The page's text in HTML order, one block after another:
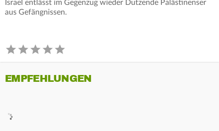
Israel entlässt im Gegenzug wieder Dutzende Palästinenser
aus Gefängnissen.
EMPFEHLUNGEN